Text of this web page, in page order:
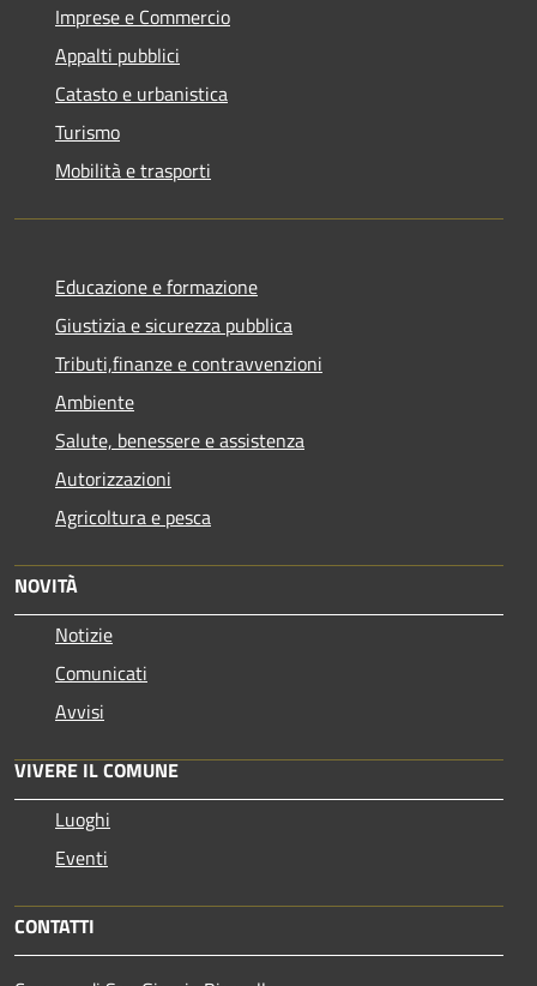
Imprese e Commercio
Appalti pubblici
Catasto e urbanistica
Turismo
Mobilità e trasporti
Educazione e formazione
Giustizia e sicurezza pubblica
Tributi,finanze e contravvenzioni
Ambiente
Salute, benessere e assistenza
Autorizzazioni
Agricoltura e pesca
NOVITÀ
Notizie
Comunicati
Avvisi
VIVERE IL COMUNE
Luoghi
Eventi
CONTATTI